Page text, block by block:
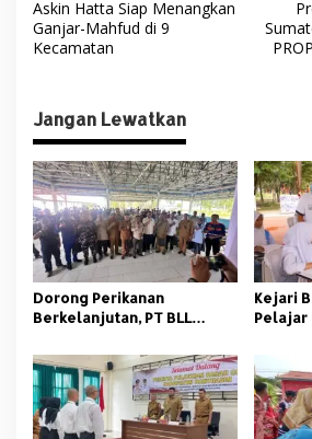
a
v
g
a
s
i
p
o
s
Askin Hatta Siap Menangkan
Ganjar-Mahfud di 9
Kecamatan
Jangan Lewatkan
Dorong Perikanan
Berkelanjutan, PT BLL
dengan Pelatihan Alat
Tangkap
Kejari
Pelajar